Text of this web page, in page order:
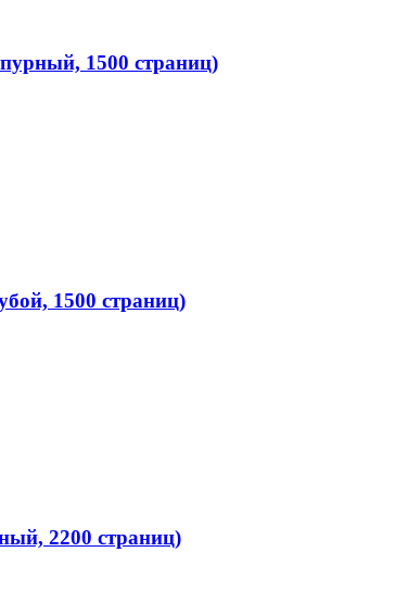
1500 страниц)
1500 страниц)
2200 страниц)